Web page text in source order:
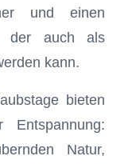
und einen
der auch als
kann.
bieten
Natur,